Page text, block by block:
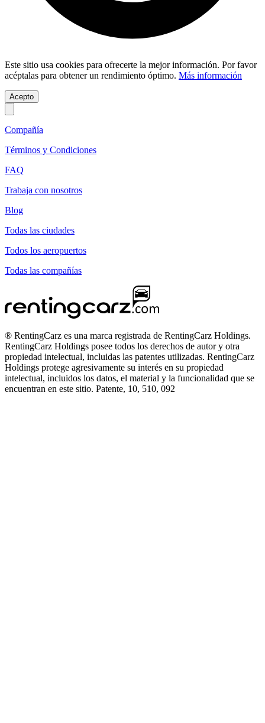
Este sitio usa cookies para ofrecerte la mejor información. Por favor
acéptalas para obtener un rendimiento óptimo. Más información
Acepto
Compañía
Términos y Condiciones
FAQ
Trabaja con nosotros
Blog
Todas las ciudades
Todos los aeropuertos
Todas las compañías
® RentingCarz es una marca registrada de RentingCarz Holdings.
RentingCarz Holdings posee todos los derechos de autor y otra
propiedad intelectual, incluidas las patentes utilizadas. RentingCarz
Holdings protege agresivamente su interés en su propiedad
intelectual, incluidos los datos, el material y la funcionalidad que se
encuentran en este sitio. Patente, 10, 510, 092